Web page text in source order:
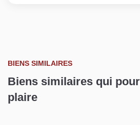
BIENS SIMILAIRES
Biens similaires qui
plaire